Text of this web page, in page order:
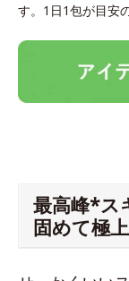
す。1日1包が目安
最高峰*ス
固めて極